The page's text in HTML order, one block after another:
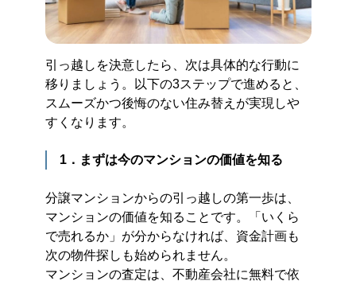
引っ越しを決意したら、次は具体的な行動に
移りましょう。以下の3ステップで進めると、
スムーズかつ後悔のない住み替えが実現しや
すくなります。
1．まずは今のマンションの価値を知る
分譲マンションからの引っ越しの第一歩は、
マンションの価値を知ることです。「いくら
で売れるか」が分からなければ、資金計画も
次の物件探しも始められません。
マンションの査定は、不動産会社に無料で依